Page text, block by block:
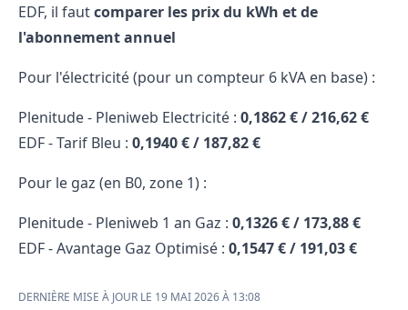
EDF, il fautcomparer les prix du kWh et de
l'abonnement annuel
Pour l'électricité (pour un compteur 6 kVA en base) :
Plenitude - Pleniweb Electricité : 0,1862 € / 216,62 €
EDF - Tarif Bleu : 0,1940 € / 187,82 €
Pour le gaz (en B0, zone 1) :
Plenitude - Pleniweb 1 an Gaz : 0,1326 € / 173,88 €
EDF - Avantage Gaz Optimisé : 0,1547 € / 191,03 €
DERNIÈRE MISE À JOUR LE 19 MAI 2026 À 13:08